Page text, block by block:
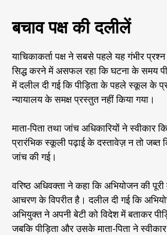
बचाव पक्ष की दलीलें
याचिकाकर्ता पक्ष ने सबसे पहले यह गंभीर
सिद्ध करने में असफल रहा कि घटना के समय
में दलील दी गई कि पीड़िता के पहले स्कूल के
न्यायालय के समक्ष प्रस्तुत नहीं किया गया।
माता-पिता तथा जांच अधिकारियों ने स्वीकार
प्रारंभिक स्कूली पढ़ाई के दस्तावेज़ न तो जब्त
जांच की गई।
वरिष्ठ अधिवक्ता ने कहा कि अभियोजन की पूरी
आचरण के विपरीत है। दलील दी गई कि
अभियुक्त ने अपनी बेटी को विदेश में बताकर
जबकि पीड़िता और उसके माता-पिता ने